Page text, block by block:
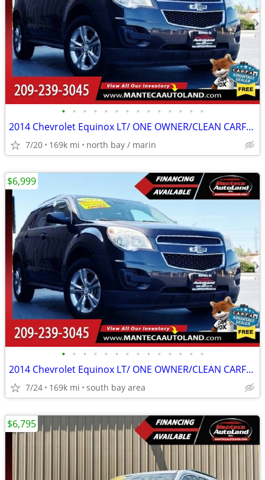
• • • • • • • • • • • • • •
2014 Chevrolet Equinox LT/ ONE OWNER/CLEAN CARFAX
7/20 169k mi north bay / marin
• • • • • • • • • • • • • •
2014 Chevrolet Equinox LT/ ONE OWNER/CLEAN CARFAX
7/24 169k mi south bay area
$6,999
$6,795